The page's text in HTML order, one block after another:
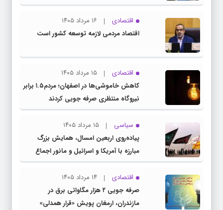
اقتصادی
۱۶ مرداد ۱۴۰۵
اقتصاد مردمی لازمه توسعه کشور است
اقتصادی
۱۵ مرداد ۱۴۰۵
کاهش خاموشی‌ها در اصفهان؛ مردم۱.۵ برابر
نیروگاه منتظری صرفه جویی کردند
سیاسی
۱۵ مرداد ۱۴۰۵
پیاده‌روی اربعین امسال، همایش بزرگ
مبارزه با آمریکا و اسرائیل و مانور اجماع
جبهه مقاومت و ملت‌های آزادی‌خواه در برابر
استکبار بود
اقتصادی
۱۴ مرداد ۱۴۰۵
صرفه جویی ۲ هزار مگاواتی برق در
مازندران، ارمغان پویش «قرار همدلی»